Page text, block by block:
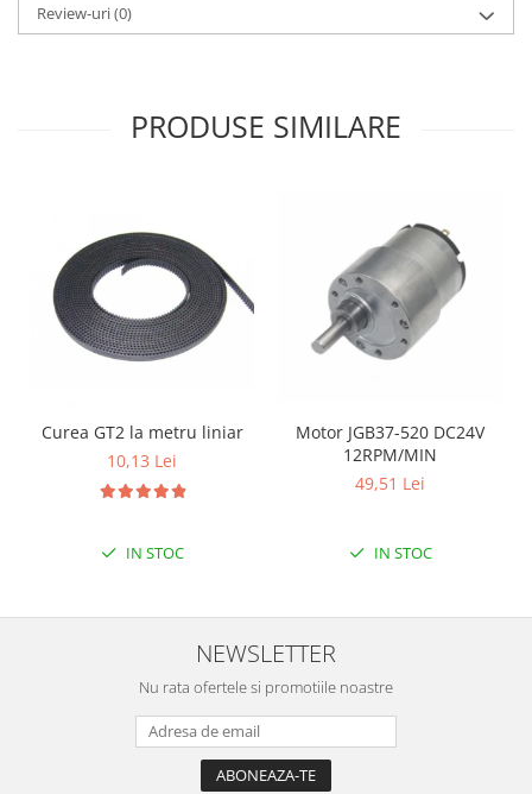
Altele
Mecanice
Motoare
Micro Metal
Motoare
Motoreductor plastic
Suruburi, Piulite, Conectare
Platforme de dezvoltare
Review-uri(0)
PRODUSE SIMILARE
Curea GT2 la metru liniar
10,13 Lei
IN STOC
Motor JGB37-520 DC24V
12RPM/MIN
49,51 Lei
IN STOC
NEWSLETTER
Nu rata ofertele si promotiile noastre